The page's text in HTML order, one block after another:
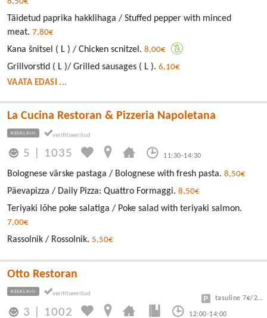
Täidetud paprika hakklihaga / Stuffed pepper with minced
meat. 7,80€
Kana šnitsel ( L ) / Chicken scnitzel. 8,00€
Grillvorstid ( L )/ Grilled sausages ( L ). 6,10€
VAATA EDASI ...
La Cucina Restoran & Pizzeria Napoletana
KESKLINN
5 1035 11:30-14:30
Bolognese värske pastaga / Bolognese with fresh pasta. 8,50€
Päevapizza / Daily Pizza: Quattro Formaggi. 8,50€
Teriyaki lõhe poke salatiga / Poke salad with teriyaki salmon.
7,00€
Rassolnik / Rossolnik. 5,50€
Otto Restoran
KESKLINN
3 1002 12:00-14:00
tasuline 7€/24h